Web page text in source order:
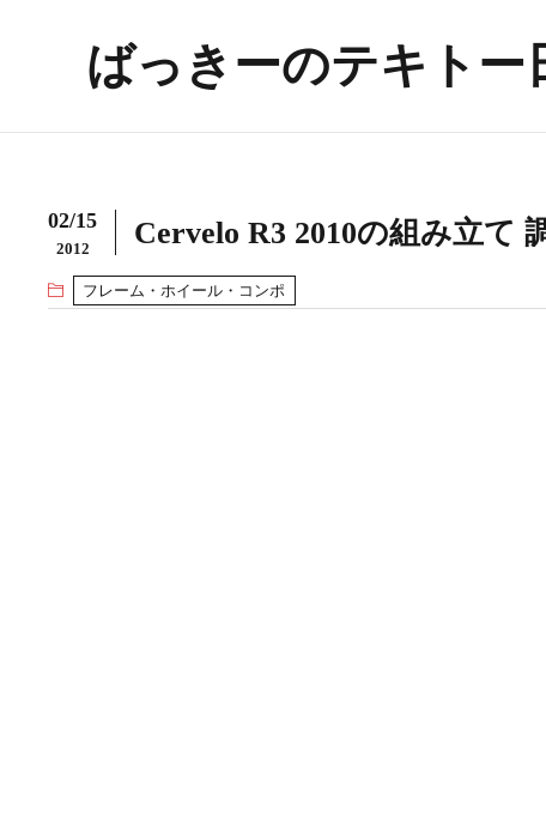
ばっきーのテキトー
02/15
2012 Cervelo R3 2010の組み立て
フレーム・ホイール・コンポ